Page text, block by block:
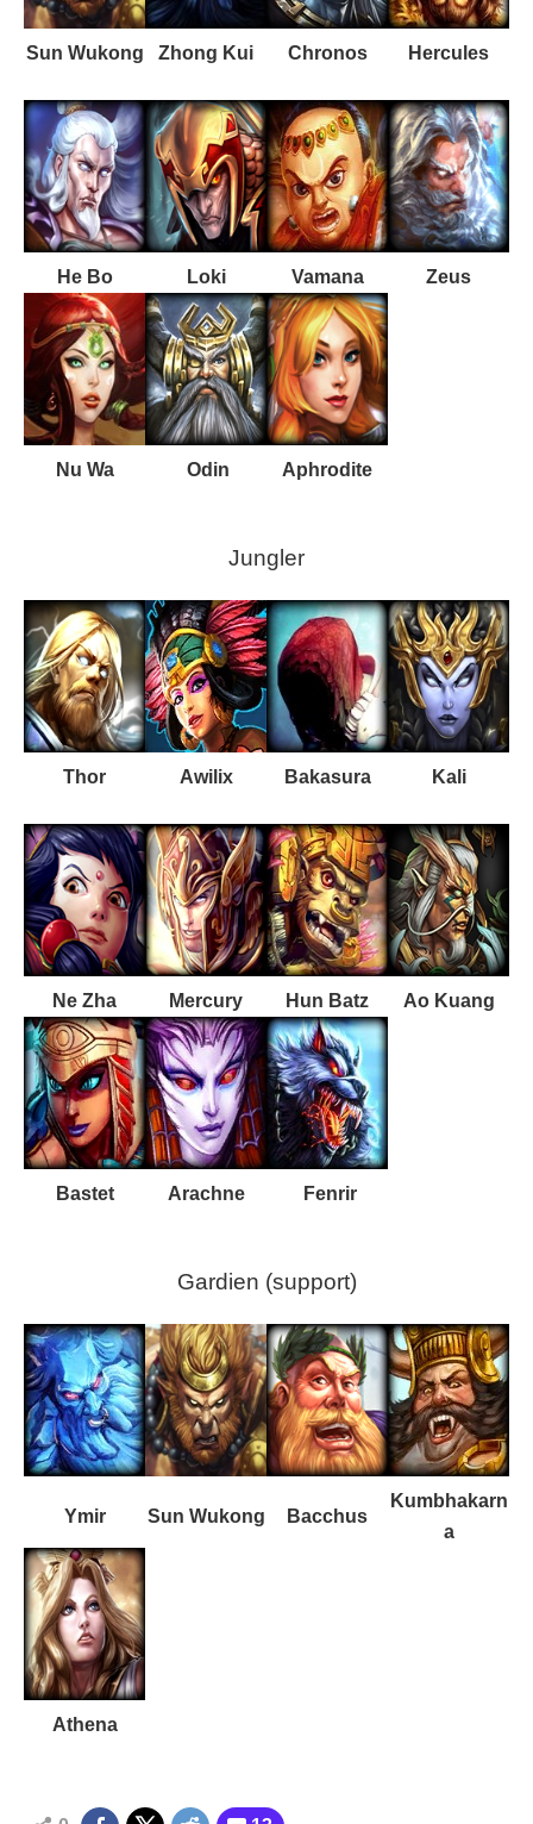
Sun Wukong Zhong Kui Chronos Hercules
He Bo Loki Vamana Zeus
Nu Wa Odin Aphrodite
Jungler
Thor Awilix Bakasura Kali
Ne Zha Mercury Hun Batz Ao Kuang
Bastet Arachne Fenrir
Gardien (support)
Ymir Sun Wukong Bacchus
Kumbhakarn
a
Athena